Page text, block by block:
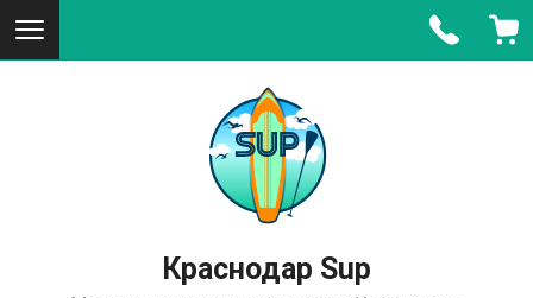
Краснодар Sup